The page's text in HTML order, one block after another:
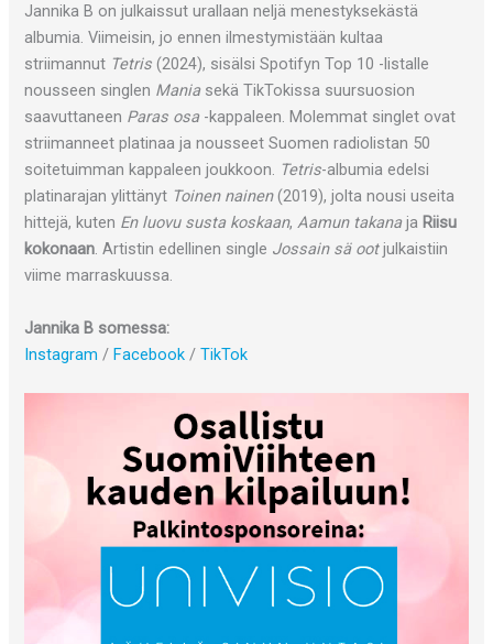
Jannika B on julkaissut urallaan neljä menestyksekästä
albumia. Viimeisin, jo ennen ilmestymistään kultaa
striimannut Tetris(2024), sisälsi Spotifyn Top 10 -listalle
nousseen singlen Mania sekä TikTokissa suursuosion
saavuttaneen Paras osa -kappaleen. Molemmat singlet ovat
striimanneet platinaa ja nousseet Suomen radiolistan 50
soitetuimman kappaleen joukkoon. Tetris-albumia edelsi
platinarajan ylittänyt Toinen nainen(2019), jolta nousi useita
hittejä, kuten En luovu susta koskaan,Aamun takana ja Riisu
kokonaan. Artistin edellinen single Jossain sä ootjulkaistiin
viime marraskuussa.
Jannika B somessa:
Instagram/Facebook/TikTok